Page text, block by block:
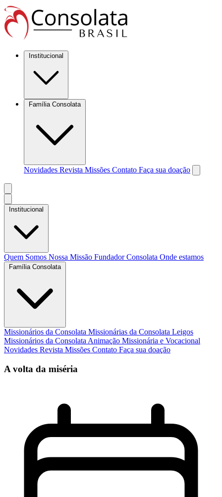
Institucional
Família Consolata
Novidades Revista Missões Contato Faça sua doação
Institucional
Quem Somos Nossa Missão FundadorConsolata Onde estamos
Família Consolata
Missionários da Consolata Missionárias da Consolata Leigos
Missionários da Consolata Animação Missionária e Vocacional
Novidades Revista Missões Contato Faça sua doação
A volta da miséria